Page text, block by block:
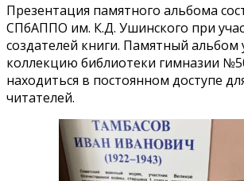
Презентация памятного альбома
СПбАППО им. К.Д. Ушинского при
создателей книги. Памятный альбом
коллекцию библиотеки гимназии
находиться в постоянном доступе
читателей.